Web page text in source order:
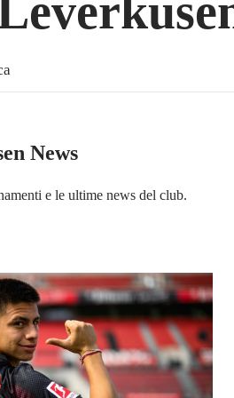
News
e le ultime news del club.